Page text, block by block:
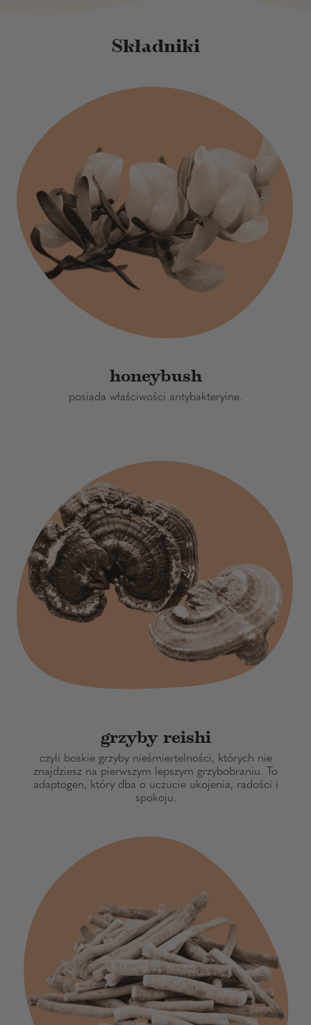
Składniki
honeybush
posiada właściwości antybakteryine.
grzyby reishi
czyli boskie grzyby nieśmiertelności, których nie
znajdziesz na pierwszym lepszym grzybobraniu. To
adaptogen, który dba o uczucie ukojenia, radości i
spokoju.